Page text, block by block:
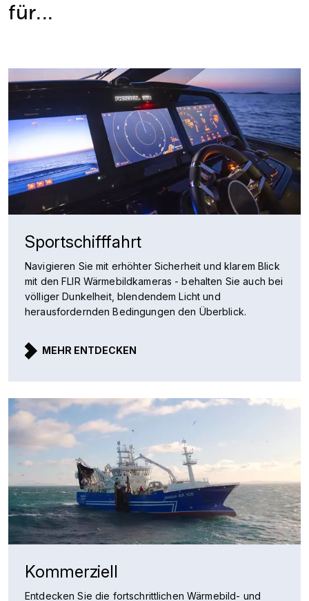
für...
Sportschifffahrt
Navigieren Sie mit erhöhter Sicherheit und klarem Blick
mit den FLIR Wärmebildkameras - behalten Sie auch bei
völliger Dunkelheit, blendendem Licht und
herausfordernden Bedingungen den Überblick.
MEHR ENTDECKEN
Kommerziell
Entdecken Sie die fortschrittlichen Wärmebild- und